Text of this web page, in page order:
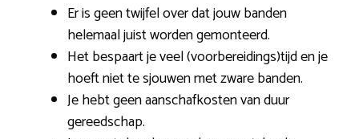
Er is geen twijfel over dat jouw banden
helemaal juist worden gemonteerd.
Het bespaart je veel (voorbereidings)tijd en je
hoeft niet te sjouwen met zware banden.
Je hebt geen aanschafkosten van duur
gereedschap.